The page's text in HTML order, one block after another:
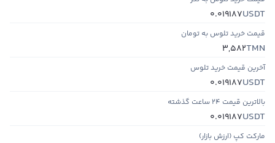
USDT
0.019187
قیمت خرید تلوس به تومان
TMN
3,582
آخرین قیمت خرید تلوس
USDT
0.019187
بالاترین قیمت ۲۴ ساعت گذشته
USDT
0.019187
مارکت کپ (ارزش بازار)